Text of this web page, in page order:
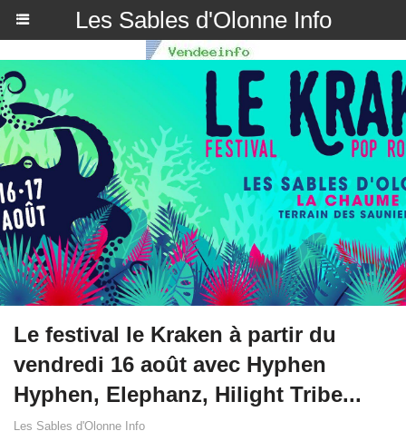
Les Sables d'Olonne Info
Le festival le Kraken à partir du
vendredi 16 août avec Hyphen
Hyphen, Elephanz, Hilight Tribe...
Les Sables d'Olonne Info